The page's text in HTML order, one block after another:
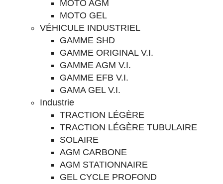
MOTO AGM
MOTO GEL
VÉHICULE INDUSTRIEL
GAMME SHD
GAMME ORIGINAL V.I.
GAMME AGM V.I.
GAMME EFB V.I.
GAMA GEL V.I.
Industrie
TRACTION LÉGÈRE
TRACTION LÉGÈRE TUBULAIRE
SOLAIRE
AGM CARBONE
AGM STATIONNAIRE
GEL CYCLE PROFOND